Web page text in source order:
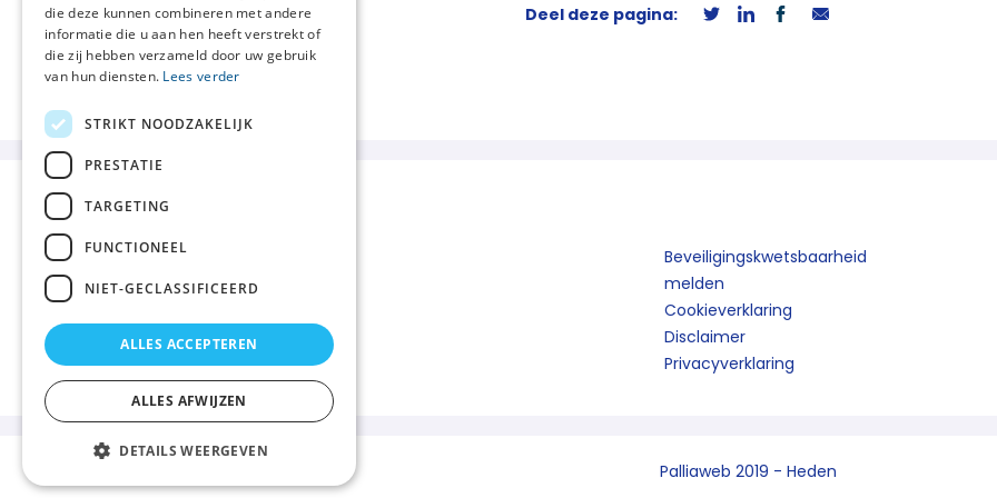
Deel deze pagina:
Beveiligingskwetsbaarheid
melden
Cookieverklaring
Disclaimer
Privacyverklaring
Palliaweb 2019 - Heden
die deze kunnen combineren met andere
informatie die u aan hen heeft verstrekt of
die zij hebben verzameld door uw gebruik
van hun diensten. Lees verder
STRIKT NOODZAKELIJK
PRESTATIE
TARGETING
FUNCTIONEEL
NIET-GECLASSIFICEERD
ALLES ACCEPTEREN
ALLES AFWIJZEN
DETAILS WEERGEVEN